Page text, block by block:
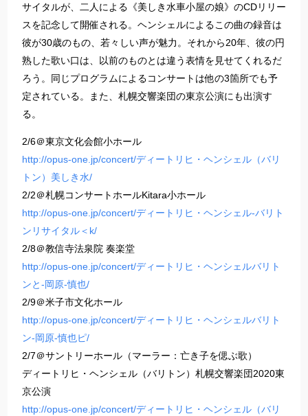
サイタルが、二人による《美しき水車小屋の娘》のCDリリー
スを記念して開催される。ヘンシェルによるこの曲の録音は
彼が30歳のもの、若々しい声が魅力。それから20年、彼の円
熟した歌い口は、以前のものとは違う表情を見せてくれるだ
ろう。同じプログラムによるコンサートは他の3箇所でも予
定されている。また、札幌交響楽団の東京公演にも出演す
る。
2/6＠東京文化会館小ホール
http://opus-one.jp/concert/ディートリヒ・ヘンシェル（バリ
トン）美しき水/
2/2＠札幌コンサートホールKitara小ホール
http://opus-one.jp/concert/ディートリヒ・ヘンシェル-バリト
ンリサイタル＜k/
2/8＠教信寺法泉院 奏楽堂
http://opus-one.jp/concert/ディートリヒ・ヘンシェルバリト
ンと-岡原-慎也/
2/9＠米子市文化ホール
http://opus-one.jp/concert/ディートリヒ・ヘンシェルバリト
ン-岡原-慎也ピ/
2/7＠サントリーホール（マーラー：亡き子を偲ぶ歌）
ディートリヒ・ヘンシェル（バリトン）札幌交響楽団2020東
京公演
http://opus-one.jp/concert/ディートリヒ・ヘンシェル（バリ